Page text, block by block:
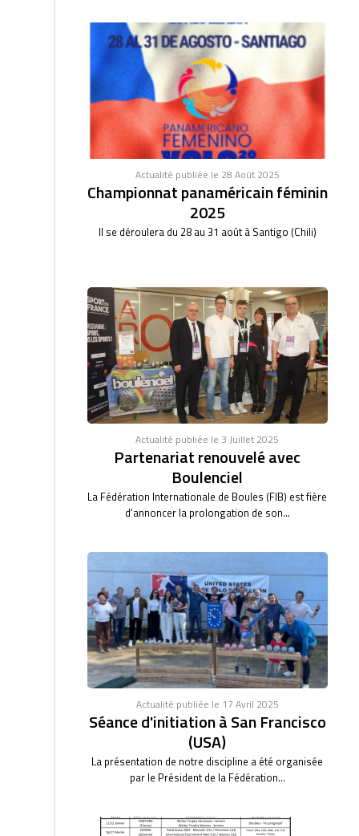
Actualité publiée le 28 Août 2025
Championnat panaméricain féminin
2025
Il se déroulera du 28 au 31 août à Santigo (Chili)
Actualité publiée le 3 Juillet 2025
Partenariat renouvelé avec
Boulenciel
La Fédération Internationale de Boules (FIB) est fière
d’annoncer la prolongation de son...
Actualité publiée le 17 Avril 2025
Séance d'initiation à San Francisco
(USA)
La présentation de notre discipline a été organisée
par le Président de la Fédération...